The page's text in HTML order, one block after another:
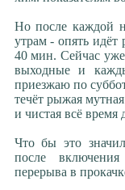
Но после каждой
утрам - опять идёт
40 мин. Сейчас уже
выходные и
приезжаю по
течёт рыжая
и чистая всё время
Что бы это
после
перерыва в